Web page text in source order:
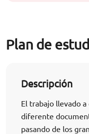
Plan de
Descripción
El trabajo llevado a
diferente
pasando de los